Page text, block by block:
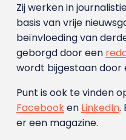
Zij werken in
basis van vrije
beïnvloeding van
geborgd door een
wordt bijgestaan door
Punt is ook te vinden
Facebooken LinkedIn.
er een magazine.